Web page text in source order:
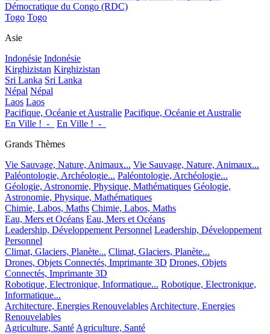
Démocratique du Congo (RDC)
Togo Togo
Asie
Indonésie Indonésie
Kirghizistan Kirghizistan
Sri Lanka Sri Lanka
Népal Népal
Laos Laos
Pacifique, Océanie et Australie Pacifique, Océanie et Australie
En Ville !_-_
En Ville !_-_
Grands Thèmes
Vie Sauvage, Nature, Animaux... Vie Sauvage, Nature, Animaux...
Paléontologie, Archéologie... Paléontologie, Archéologie...
Géologie, Astronomie, Physique, Mathématiques Géologie,
Astronomie, Physique, Mathématiques
Chimie, Labos, Maths Chimie, Labos, Maths
Eau, Mers et Océans Eau, Mers et Océans
Leadership, Développement Personnel Leadership, Développement
Personnel
Climat, Glaciers, Planète... Climat, Glaciers, Planète...
Drones, Objets Connectés, Imprimante 3D Drones, Objets
Connectés, Imprimante 3D
Robotique, Electronique, Informatique... Robotique, Electronique,
Informatique...
Architecture, Energies RenouvelablesArchitecture, Energies
Renouvelables
Agriculture, SantéAgriculture, Santé